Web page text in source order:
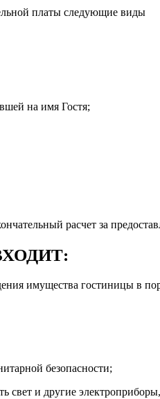
платы следующие виды
на имя Гостя;
расчет за
имущества гостиницы в
безопасности;
свет и другие